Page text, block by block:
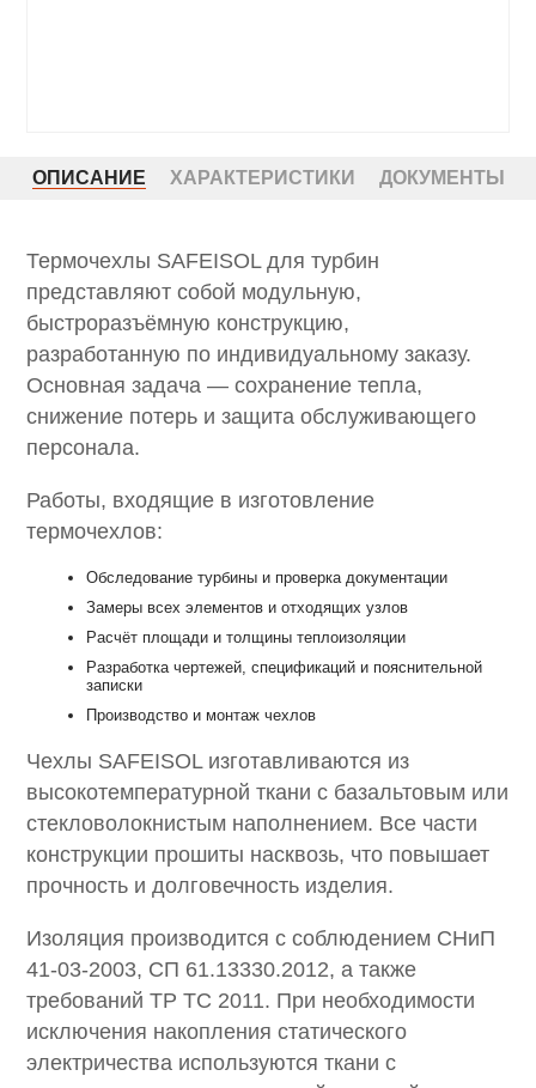
ОПИСАНИЕ ХАРАКТЕРИСТИКИ ДОКУМЕНТЫ
Термочехлы SAFEISOL для турбин
представляют собой модульную,
быстроразъёмную конструкцию,
разработанную по индивидуальному заказу.
Основная задача — сохранение тепла,
снижение потерь и защита обслуживающего
персонала.
Работы, входящие в изготовление
термочехлов:
Обследование турбины и проверка документации
Замеры всех элементов и отходящих узлов
Расчёт площади и толщины теплоизоляции
Разработка чертежей, спецификаций и пояснительной
записки
Производство и монтаж чехлов
Чехлы SAFEISOL изготавливаются из
высокотемпературной ткани с базальтовым или
стекловолокнистым наполнением. Все части
конструкции прошиты насквозь, что повышает
прочность и долговечность изделия.
Изоляция производится с соблюдением СНиП
41-03-2003, СП 61.13330.2012, а также
требований ТР ТС 2011. При необходимости
исключения накопления статического
электричества используются ткани с